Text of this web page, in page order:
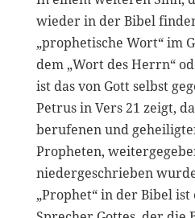
wieder in der Bibel
„prophetische Wort“ im
dem „Wort des Herrn“
ist das von Gott selbst
Petrus in Vers 21 zeigt,
berufenen und
Propheten,
niedergeschrieben
„Prophet“ in der Bibel